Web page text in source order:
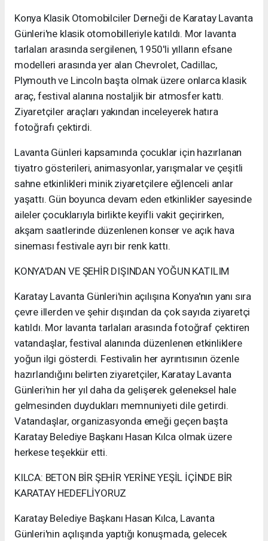
Konya Klasik Otomobilciler Derneği de Karatay Lavanta
Günleri'ne klasik otomobilleriyle katıldı. Mor lavanta
tarlaları arasında sergilenen, 1950'li yılların efsane
modelleri arasında yer alan Chevrolet, Cadillac,
Plymouth ve Lincoln başta olmak üzere onlarca klasik
araç, festival alanına nostaljik bir atmosfer kattı.
Ziyaretçiler araçları yakından inceleyerek hatıra
fotoğrafı çektirdi.
Lavanta Günleri kapsamında çocuklar için hazırlanan
tiyatro gösterileri, animasyonlar, yarışmalar ve çeşitli
sahne etkinlikleri minik ziyaretçilere eğlenceli anlar
yaşattı. Gün boyunca devam eden etkinlikler sayesinde
aileler çocuklarıyla birlikte keyifli vakit geçirirken,
akşam saatlerinde düzenlenen konser ve açık hava
sineması festivale ayrı bir renk kattı.
KONYA'DAN VE ŞEHİR DIŞINDAN YOĞUN KATILIM
Karatay Lavanta Günleri'nin açılışına Konya'nın yanı sıra
çevre illerden ve şehir dışından da çok sayıda ziyaretçi
katıldı. Mor lavanta tarlaları arasında fotoğraf çektiren
vatandaşlar, festival alanında düzenlenen etkinliklere
yoğun ilgi gösterdi. Festivalin her ayrıntısının özenle
hazırlandığını belirten ziyaretçiler, Karatay Lavanta
Günleri'nin her yıl daha da gelişerek geleneksel hale
gelmesinden duydukları memnuniyeti dile getirdi.
Vatandaşlar, organizasyonda emeği geçen başta
Karatay Belediye Başkanı Hasan Kılca olmak üzere
herkese teşekkür etti.
KILCA: BETON BİR ŞEHİR YERİNE YEŞİL İÇİNDE BİR
KARATAY HEDEFLİYORUZ
Karatay Belediye Başkanı Hasan Kılca, Lavanta
Günleri'nin açılışında yaptığı konuşmada, gelecek